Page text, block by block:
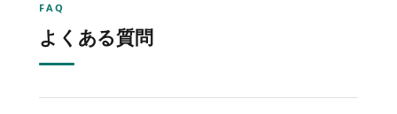
FAQ
よくある質問